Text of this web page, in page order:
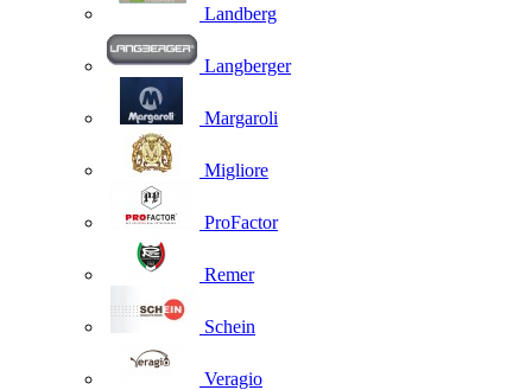
Landberg
Langberger
Margaroli
Migliore
ProFactor
Remer
Schein
Veragio